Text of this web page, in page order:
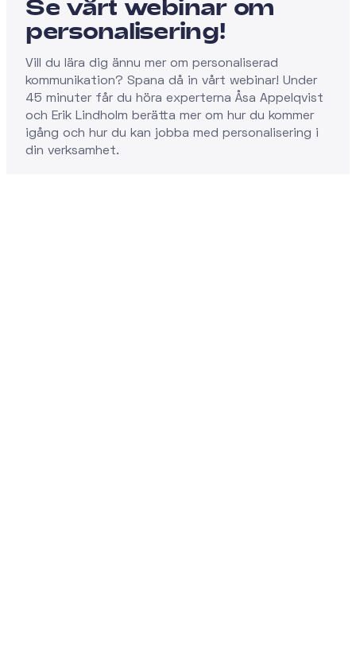
Se vårt webinar om
personalisering!
Vill du lära dig ännu mer om personaliserad
kommunikation? Spana då in vårt webinar! Under
45 minuter får du höra experterna Åsa Appelqvist
och Erik Lindholm berätta mer om hur du kommer
igång och hur du kan jobba med personalisering i
din verksamhet.